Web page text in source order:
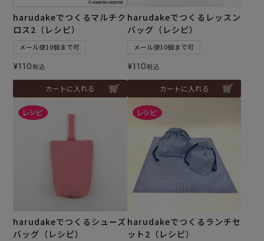
harudakeでつくるマルチク
ロス2（レシピ）
メール便10個まで可
¥110税込
カートに入れる
harudakeでつくるレッスン
バッグ（レシピ）
メール便10個まで可
¥110税込
カートに入れる
harudakeでつくるシューズ
バッグ（レシピ）
harudakeでつくるランチセ
ット2（レシピ）